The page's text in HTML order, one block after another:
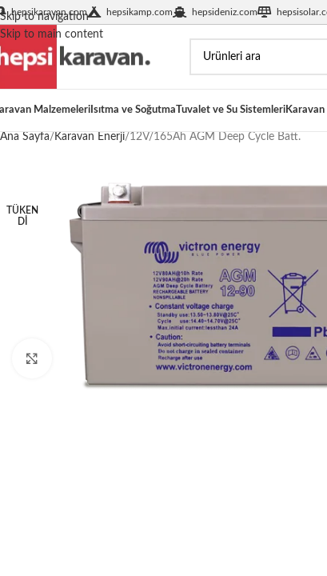
Skip to navigation
Skip to main content
hepsikaravan.com hepsikamp.com hepsideniz.com
Malzemeleri Isıtma ve SoğutmaTuvalet ve Su SistemleriKaravan
Ana Sayfa Karavan Enerji 12V/165Ah AGM Deep Cycle Batt.
TÜKEN
DI
Büyütmek için tıklayın